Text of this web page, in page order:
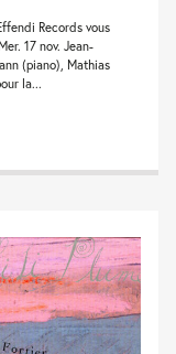
Records vous
17 nov. Jean-
(piano), Mathias
la...